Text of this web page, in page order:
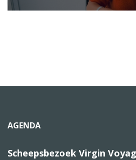
AGENDA
Scheepsbezoek Virgin